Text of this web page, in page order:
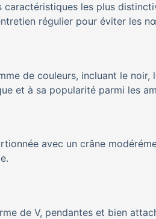
caractéristiques les plus
régulier pour éviter les
de couleurs, incluant le
et à sa popularité parmi les
avec un crâne
de V, pendantes et bien